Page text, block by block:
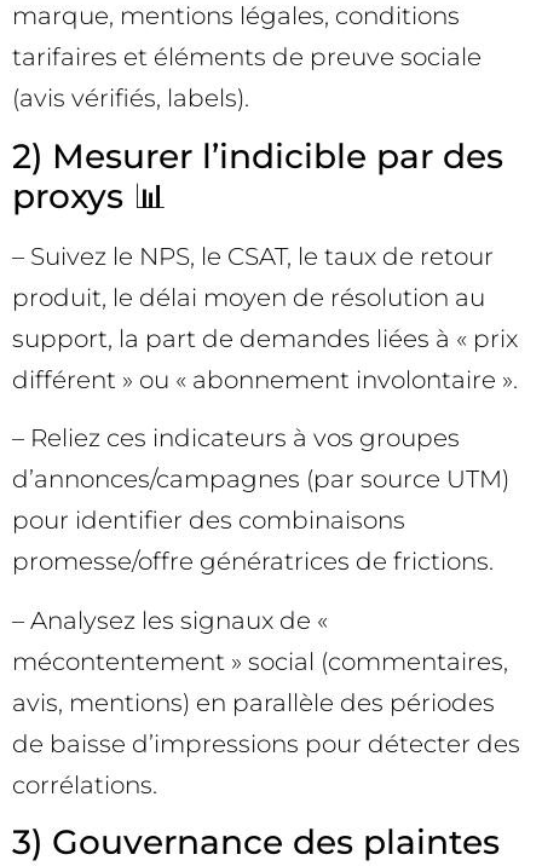
marque, mentions légales, conditions
tarifaires et éléments de preuve sociale
(avis vérifiés, labels).
2) Mesurer l’indicible par des
proxys 📊
– Suivez le NPS, le CSAT, le taux de retour
produit, le délai moyen de résolution au
support, la part de demandes liées à « prix
différent » ou « abonnement involontaire ».
– Reliez ces indicateurs à vos groupes
d’annonces/campagnes (par source UTM)
pour identifier des combinaisons
promesse/offre génératrices de frictions.
– Analysez les signaux de «
mécontentement » social (commentaires,
avis, mentions) en parallèle des périodes
de baisse d’impressions pour détecter des
corrélations.
3) Gouvernance des plaintes